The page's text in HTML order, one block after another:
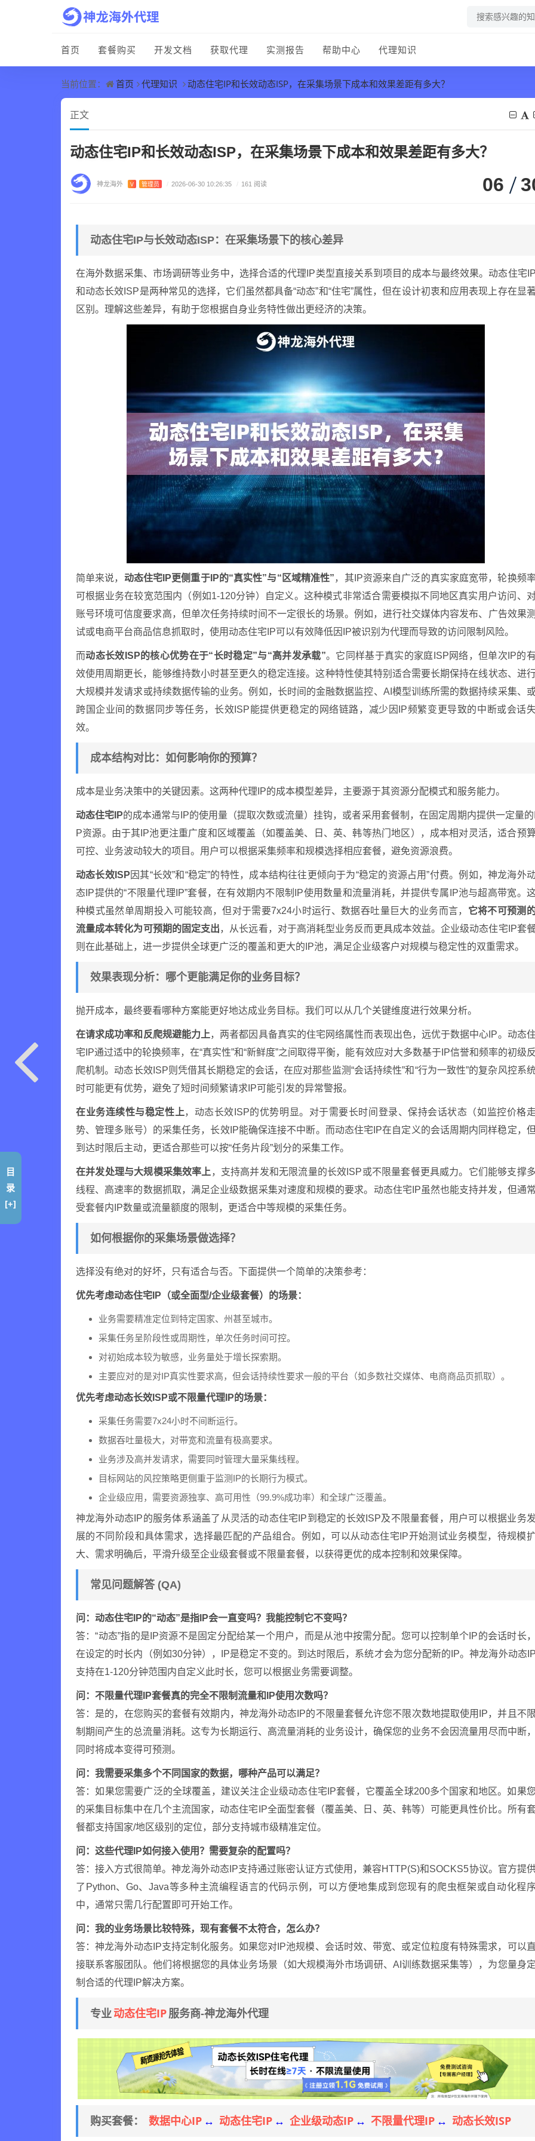
首页 套餐购买 开发文档 获取代理 实测报告 帮助中心 代理知识
当前位置： 首页 代理知识 动态住宅IP和长效动态ISP，在采集场景下成本和效果差距有多大？
正文
动态住宅IP和长效动态ISP，在采集场景下成本和效果差距有多大？
神龙海外 V 管理员 / 2026-06-30 10:26:35 / 161 阅读 06
动态住宅IP与长效动态ISP：在采集场景下的核心差异
在海外数据采集、市场调研等业务中，选择合适的代理IP类型直接关系到项目的成本与最终效果。动态住宅
和动态长效ISP是两种常见的选择，它们虽然都具备“动态”和“住宅”属性，但在设计初衷和应用表现上存在显
区别。理解这些差异，有助于您根据自身业务特性做出更经济的决策。
简单来说， 动态住宅IP更侧重于IP的“真实性”与“区域精准性”，其IP资源来自广泛的真实家庭宽带，轮换频
可根据业务在较宽范围内（例如1-120分钟）自定义。这种模式非常适合需要模拟不同地区真实用户访问、
账号环境可信度要求高，但单次任务持续时间不一定很长的场景。例如，进行社交媒体内容发布、广告效果
试或电商平台商品信息抓取时，使用动态住宅IP可以有效降低因IP被识别为代理而导致的访问限制风险。
而动态长效ISP的核心优势在于“长时稳定”与“高并发承载”。它同样基于真实的家庭ISP网络，但单次IP的
效使用周期更长，能够维持数小时甚至更久的稳定连接。这种特性使其特别适合需要长期保持在线状态、进
大规模并发请求或持续数据传输的业务。例如，长时间的金融数据监控、AI模型训练所需的数据持续采集、
跨国企业间的数据同步等任务，长效ISP能提供更稳定的网络链路，减少因IP频繁变更导致的中断或会话
效。
成本结构对比：如何影响你的预算？
成本是业务决策中的关键因素。这两种代理IP的成本模型差异，主要源于其资源分配模式和服务能力。
动态住宅IP的成本通常与IP的使用量（提取次数或流量）挂钩，或者采用套餐制，在固定周期内提供一定量的
P资源。由于其IP池更注重广度和区域覆盖（如覆盖美、日、英、韩等热门地区），成本相对灵活，适合预
可控、业务波动较大的项目。用户可以根据采集频率和规模选择相应套餐，避免资源浪费。
动态长效ISP 因其“长效”和“稳定”的特性，成本结构往往更倾向于为“稳定的资源占用”付费。例如，神龙海外
态IP提供的“不限量代理IP”套餐，在有效期内不限制IP使用数量和流量消耗，并提供专属IP池与超高带宽。
种模式虽然单周期投入可能较高，但对于需要7x24小时运行、数据吞吐量巨大的业务而言， 它将不可预测
流量成本转化为可预期的固定支出，从长远看，对于高消耗型业务反而更具成本效益。企业级动态住宅IP套
则在此基础上，进一步提供全球更广泛的覆盖和更大的IP池，满足企业级客户对规模与稳定性的双重需求。
效果表现分析：哪个更能满足你的业务目标？
抛开成本，最终要看哪种方案能更好地达成业务目标。我们可以从几个关键维度进行效果分析。
在请求成功率和反爬规避能力上，两者都因具备真实的住宅网络属性而表现出色，远优于数据中心IP。动态
宅IP通过适中的轮换频率，在“真实性”和“新鲜度”之间取得平衡，能有效应对大多数基于IP信誉和频率的初级
爬机制。动态长效ISP则凭借其长期稳定的会话，在应对那些监测“会话持续性”和“行为一致性”的复杂风控系
时可能更有优势，避免了短时间频繁请求IP可能引发的异常警报。
在业务连续性与稳定性上，动态长效ISP的优势明显。对于需要长时间登录、保持会话状态（如监控价格
势、管理多账号）的采集任务，长效IP能确保连接不中断。而动态住宅IP在自定义的会话周期内同样稳定，
到达时限后主动，更适合那些可以按“任务片段”划分的采集工作。
在并发处理与大规模采集效率上 ，支持高并发和无限流量的长效ISP或不限量套餐更具威力。它们能够支撑
线程、高速率的数据抓取，满足企业级数据采集对速度和规模的要求。动态住宅IP虽然也能支持并发，但通
受套餐内IP数量或流量额度的限制，更适合中等规模的采集任务。
如何根据你的采集场景做选择？
选择没有绝对的好坏，只有适合与否。下面提供一个简单的决策参考：
优先考虑动态住宅IP（或全面型/企业级套餐）的场景：
业务需要精准定位到特定国家、州甚至城市。
采集任务呈阶段性或周期性，单次任务时间可控。
对初始成本较为敏感，业务量处于增长探索期。
主要应对的是对IP真实性要求高，但会话持续性要求一般的平台（如多数社交媒体、电商商品页抓取）。
优先考虑动态长效ISP或不限量代理IP的场景：
采集任务需要7x24小时不间断运行。
数据吞吐量极大，对带宽和流量有极高要求。
业务涉及高并发请求，需要同时管理大量采集线程。
目标网站的风控策略更侧重于监测IP的长期行为模式。
企业级应用，需要资源独享、高可用性（99.9%成功率）和全球广泛覆盖。
神龙海外动态IP的服务体系涵盖了从灵活的动态住宅IP到稳定的长效ISP及不限量套餐，用户可以根据业务
展的不同阶段和具体需求，选择最匹配的产品组合。例如，可以从动态住宅IP开始测试业务模型，待规模
大、需求明确后，平滑升级至企业级套餐或不限量套餐，以获得更优的成本控制和效果保障。
常见问题解答 (QA)
问：动态住宅IP的“动态”是指IP会一直变吗？我能控制它不变吗？
答：“动态”指的是IP资源不是固定分配给某一个用户，而是从池中按需分配。您可以控制单个IP的会话时长
在设定的时长内（例如30分钟），IP是稳定不变的。到达时限后，系统才会为您分配新的IP。神龙海外动态
支持在1-120分钟范围内自定义此时长，您可以根据业务需要调整。
问：不限量代理IP套餐真的完全不限制流量和IP使用次数吗？
答：是的，在您购买的套餐有效期内，神龙海外动态IP的不限量套餐允许您不限次数地提取使用IP，并且不
制期间产生的总流量消耗。这专为长期运行、高流量消耗的业务设计，确保您的业务不会因流量用尽而中断
同时将成本变得可预测。
问：我需要采集多个不同国家的数据，哪种产品可以满足？
答：如果您需要广泛的全球覆盖，建议关注企业级动态住宅IP套餐，它覆盖全球200多个国家和地区。如果
的采集目标集中在几个主流国家，动态住宅IP全面型套餐（覆盖美、日、英、韩等）可能更具性价比。所有
餐都支持国家/地区级别的定位，部分支持城市级精准定位。
问：这些代理IP如何接入使用？需要复杂的配置吗？
答：接入方式很简单。神龙海外动态IP支持通过账密认证方式使用，兼容HTTP(S)和SOCKS5协议。官方提
了Python、Go、Java等多种主流编程语言的代码示例，可以方便地集成到您现有的爬虫框架或自动化程
中，通常只需几行配置即可开始工作。
问：我的业务场景比较特殊，现有套餐不太符合，怎么办？
答：神龙海外动态IP支持定制化服务。如果您对IP池规模、会话时效、带宽、或定位粒度有特殊需求，可以
接联系客服团队。他们将根据您的具体业务场景（如大规模海外市场调研、AI训练数据采集等），为您量身
制合适的代理IP解决方案。
专业 动态住宅IP 服务商-神龙海外代理
购买套餐： 数据中心IP ↔ 动态住宅IP ↔ 企业级动态IP ↔ 不限量代理IP ↔ 动态长效ISP
目
录
[+]